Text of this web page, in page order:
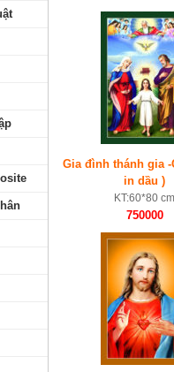
Gia đình thánh gia -
in dầu )
KT:60*80 cm
750000